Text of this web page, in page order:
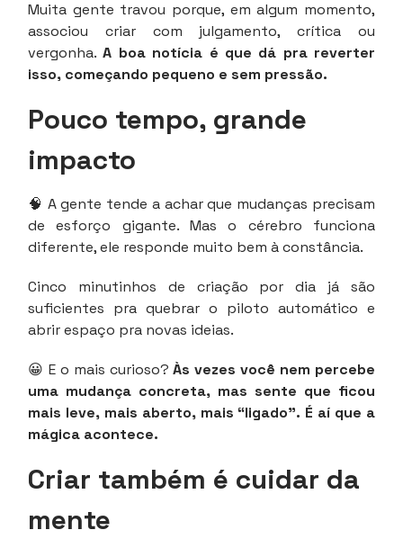
Muita gente travou porque, em algum momento,
associou criar com julgamento, crítica ou
vergonha.A boa notícia é que dá pra reverter
isso, começando pequeno e sem pressão.
Pouco tempo, grande
impacto
🧠 A gente tende a achar que mudanças precisam
de esforço gigante. Mas o cérebro funciona
diferente, ele responde muito bem à constância.
Cinco minutinhos de criação por dia já são
suficientes pra quebrar o piloto automático e
abrir espaço pra novas ideias.
😀 E o mais curioso?Às vezes você nem percebe
uma mudança concreta, mas sente que ficou
mais leve, mais aberto, mais “ligado”. É aí que a
mágica acontece.
Criar também é cuidar da
mente